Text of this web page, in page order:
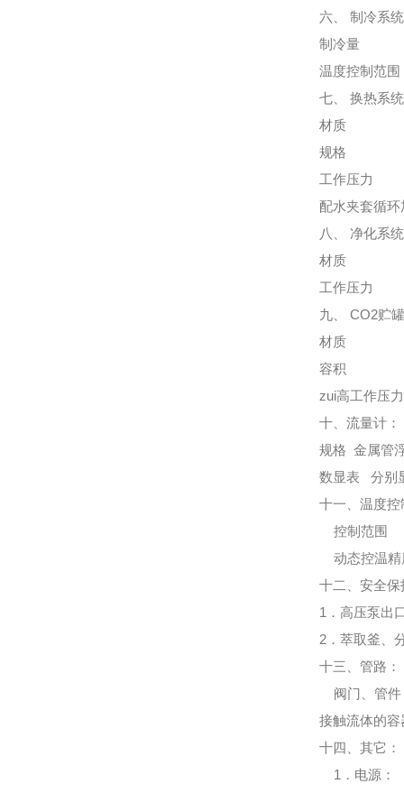
六、 制冷系
制冷量
温度控制
七、 换热系
材质
规格
工作压力
配水夹套循
八、 净化系
材质
工作压力
九、 CO2贮
材质
容积
zui高工作
十、流量计：
规格 金属管
数显表 分别
十一、温度控
控制范围
动态控温精
十二、安全保
1．高压泵出
2．萃取釜、
十三、管路：
阀门、管件
接触流体的
十四、其它：
1．电源：